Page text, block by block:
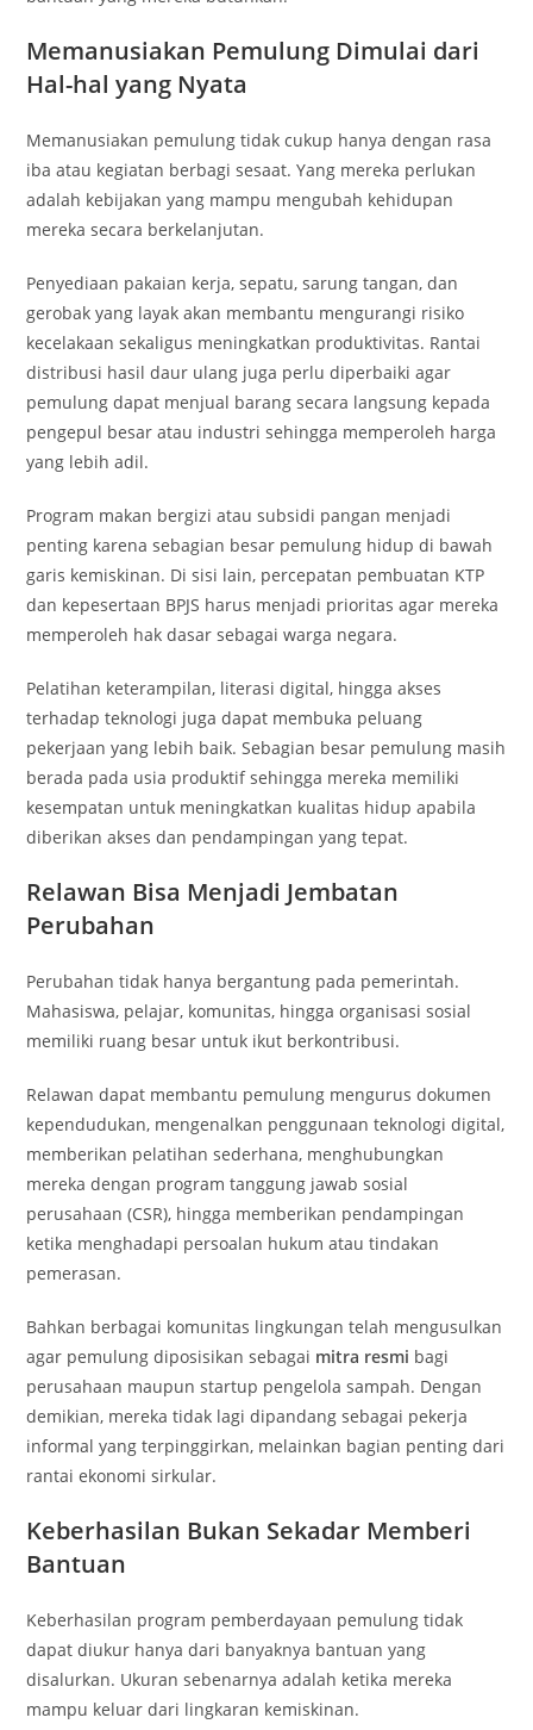
Memanusiakan Pemulung Dimulai dari
Hal-hal yang Nyata
Memanusiakan pemulung tidak cukup hanya dengan rasa
iba atau kegiatan berbagi sesaat. Yang mereka perlukan
adalah kebijakan yang mampu mengubah kehidupan
mereka secara berkelanjutan.
Penyediaan pakaian kerja, sepatu, sarung tangan, dan
gerobak yang layak akan membantu mengurangi risiko
kecelakaan sekaligus meningkatkan produktivitas. Rantai
distribusi hasil daur ulang juga perlu diperbaiki agar
pemulung dapat menjual barang secara langsung kepada
pengepul besar atau industri sehingga memperoleh harga
yang lebih adil.
Program makan bergizi atau subsidi pangan menjadi
penting karena sebagian besar pemulung hidup di bawah
garis kemiskinan. Di sisi lain, percepatan pembuatan KTP
dan kepesertaan BPJS harus menjadi prioritas agar mereka
memperoleh hak dasar sebagai warga negara.
Pelatihan keterampilan, literasi digital, hingga akses
terhadap teknologi juga dapat membuka peluang
pekerjaan yang lebih baik. Sebagian besar pemulung masih
berada pada usia produktif sehingga mereka memiliki
kesempatan untuk meningkatkan kualitas hidup apabila
diberikan akses dan pendampingan yang tepat.
Relawan Bisa Menjadi Jembatan
Perubahan
Perubahan tidak hanya bergantung pada pemerintah.
Mahasiswa, pelajar, komunitas, hingga organisasi sosial
memiliki ruang besar untuk ikut berkontribusi.
Relawan dapat membantu pemulung mengurus dokumen
kependudukan, mengenalkan penggunaan teknologi digital,
memberikan pelatihan sederhana, menghubungkan
mereka dengan program tanggung jawab sosial
perusahaan (CSR), hingga memberikan pendampingan
ketika menghadapi persoalan hukum atau tindakan
pemerasan.
Bahkan berbagai komunitas lingkungan telah mengusulkan
agar pemulung diposisikan sebagai mitra resmi bagi
perusahaan maupun startup pengelola sampah. Dengan
demikian, mereka tidak lagi dipandang sebagai pekerja
informal yang terpinggirkan, melainkan bagian penting dari
rantai ekonomi sirkular.
Keberhasilan Bukan Sekadar Memberi
Bantuan
Keberhasilan program pemberdayaan pemulung tidak
dapat diukur hanya dari banyaknya bantuan yang
disalurkan. Ukuran sebenarnya adalah ketika mereka
mampu keluar dari lingkaran kemiskinan.